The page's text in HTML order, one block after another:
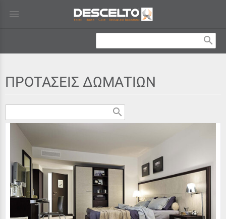
menu
search
ΠΡΟΤΑΣΕΙΣ ΔΩΜΑΤΙΩΝ
search